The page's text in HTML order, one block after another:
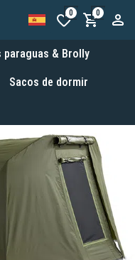
0 0
paraguas & Brolly
Sacos de dormir